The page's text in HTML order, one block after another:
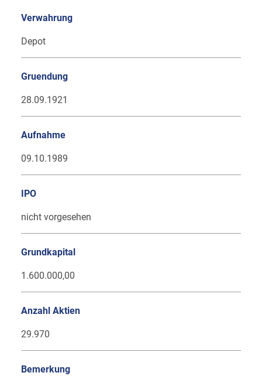
Verwahrung
Depot
Gruendung
28.09.1921
Aufnahme
09.10.1989
IPO
nicht vorgesehen
Grundkapital
1.600.000,00
Anzahl Aktien
29.970
Bemerkung